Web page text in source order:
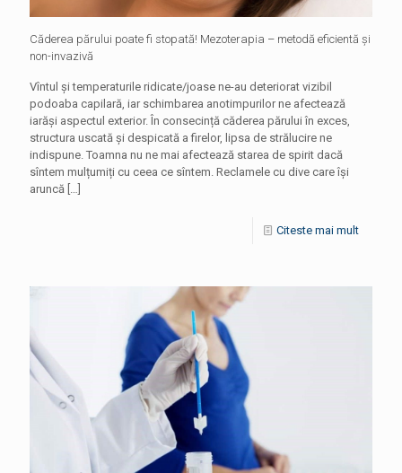
Căderea părului poate fi stopată! Mezoterapia – metodă eficientă și
non-invazivă
Vîntul și temperaturile ridicate/joase ne-au deteriorat vizibil
podoaba capilară, iar schimbarea anotimpurilor ne afectează
iarăși aspectul exterior. În consecință căderea părului în exces,
structura uscată și despicată a firelor, lipsa de strălucire ne
indispune. Toamna nu ne mai afectează starea de spirit dacă
sîntem mulțumiți cu ceea ce sîntem. Reclamele cu dive care își
aruncă […]
Citeste mai mult